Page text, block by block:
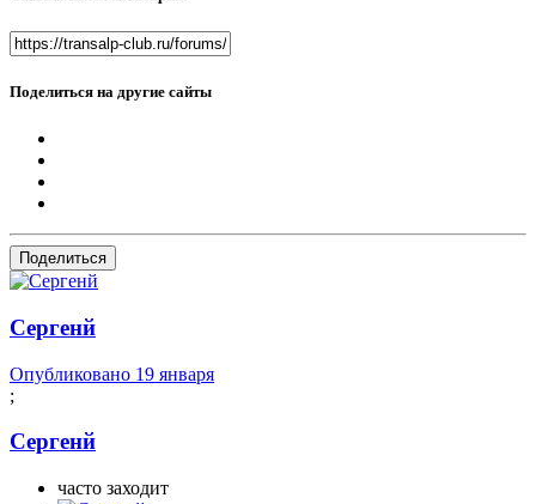
Поделиться на другие сайты
Поделиться
Сергенй
Опубликовано 19 января
;
Сергенй
часто заходит